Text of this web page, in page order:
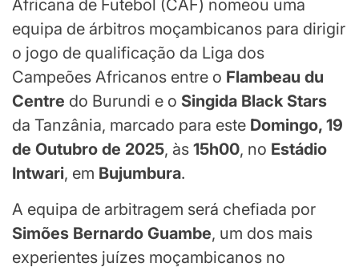
Africana de Futebol (CAF) nomeou uma
equipa de árbitros moçambicanos para dirigir
o jogo de qualificação da Liga dos
Campeões Africanos entre o Flambeau du
Centre do Burundi e o Singida Black Stars
da Tanzânia, marcado para este Domingo, 19
de Outubro de 2025, às 15h00, no Estádio
Intwari, em Bujumbura.
A equipa de arbitragem será chefiada por
Simões Bernardo Guambe, um dos mais
experientes juízes moçambicanos no